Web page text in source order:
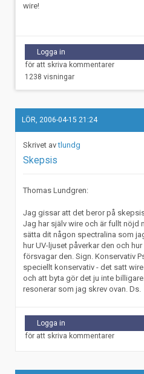
wire!
Logga in
för att skriva kommentarer
1238 visningar
LÖR, 2006-04-15 21:24
tlundg
Skepsis
Thomas Lundgren:
Jag gissar att det beror på
Jag har själv wire och är fullt nöjd
sätta dit någon spectralina som
hur UV-ljuset påverkar den och
försvagar den. Sign. Konservativ
speciellt konservativ - det satt
och att byta gör det ju inte
resonerar som jag skrev ovan. Ds.
Logga in
för att skriva kommentarer